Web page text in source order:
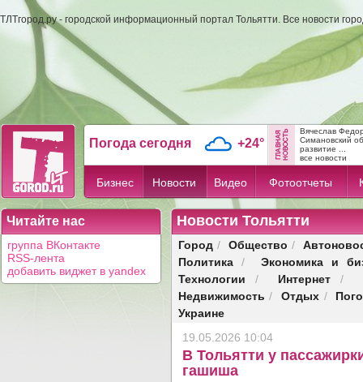
ТЛТгород.ру - городской информационный портал Тольятти. Все новости
Погода сегодня +24°
Вячеслав
Симановский
развитие ...
все новости
Бизнес Новости Видео Фотоотчеты
Читайте нас
группа ВКонтакте
RSS-лента
добавить виджет в yandex
Новости Тольятти
Город / Общество /
Политика /
Экономика и
Технологии / Интернет/
Недвижимость / Отдых /
Украине
19.05.2026 10:04
В Тольятти у
гашиша